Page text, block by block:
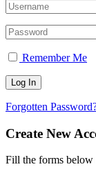
Remember Me
Forgotten
Create New
Fill the forms below